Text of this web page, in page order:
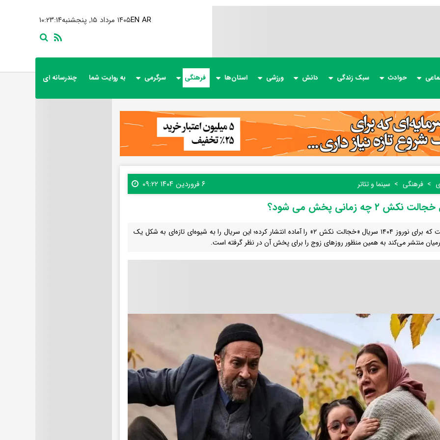
۱۰:۲۳:۱۵ ۱۴۰۵ مرداد ۱۵, پنجشنبهEN AR
حوادث سبک زندگی دانش ورزشی استان‌ها فرهنگی سرگرمی به روایت شما چندرسانه ای
فرهنگی سینما و تئاتر ۶ فروردین ۱۴۰۴ ۰۹:۲۲
۲ چه زمانی پخش می شود؟
فیلمنت که برای نوروز ۱۴۰۴ سریال «خجالت نکش ۲» را آماده انتشار کرده؛ این سریال را به شیوه‌ای تازه‌ای به شکل یک
منتشر می‌کند به همین منظور روز‌های زوج را برای پخش آن در نظر گرفته است.